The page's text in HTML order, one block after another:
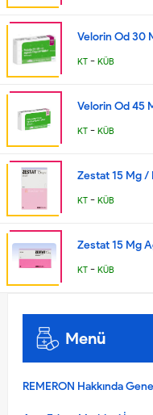
Velorin Od 30
KT - KÜB
Velorin Od 45
KT - KÜB
Zestat 15 Mg /
KT - KÜB
Zestat 15 Mg
KT - KÜB
Menü
REMERON Hakkında